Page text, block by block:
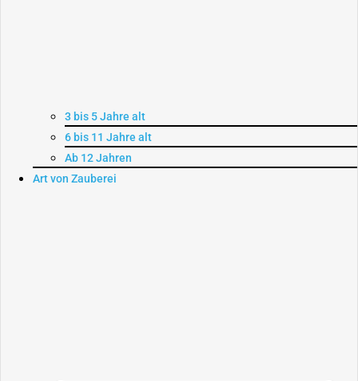
3 bis 5 Jahre alt
6 bis 11 Jahre alt
Ab 12 Jahren
Art von Zauberei